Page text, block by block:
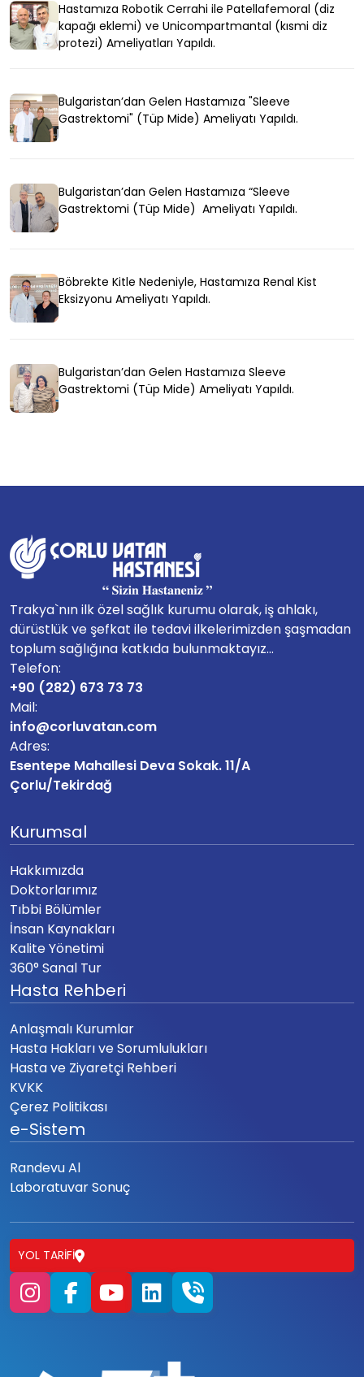
Hastamıza Robotik Cerrahi ile Patellafemoral (diz
kapağı eklemi) ve Unicompartmantal (kısmi diz
protezi) Ameliyatları Yapıldı.
Bulgaristan’dan Gelen Hastamıza "Sleeve
Gastrektomi" (Tüp Mide) Ameliyatı Yapıldı.
Bulgaristan’dan Gelen Hastamıza “Sleeve
Gastrektomi (Tüp Mide) Ameliyatı Yapıldı.
Böbrekte Kitle Nedeniyle, Hastamıza Renal Kist
Eksizyonu Ameliyatı Yapıldı.
Bulgaristan’dan Gelen Hastamıza Sleeve
Gastrektomi (Tüp Mide) Ameliyatı Yapıldı.
Trakya`nın ilk özel sağlık kurumu olarak, iş ahlakı,
dürüstlük ve şefkat ile tedavi ilkelerimizden şaşmadan
toplum sağlığına katkıda bulunmaktayız...
Telefon:
+90 (282) 673 73 73
Mail:
info@corluvatan.com
Adres:
Esentepe Mahallesi Deva Sokak. 11/A
Çorlu/Tekirdağ
Kurumsal
Hakkımızda
Doktorlarımız
Tıbbi Bölümler
İnsan Kaynakları
Kalite Yönetimi
360° Sanal Tur
Hasta Rehberi
Anlaşmalı Kurumlar
Hasta Hakları ve Sorumlulukları
Hasta ve Ziyaretçi Rehberi
KVKK
Çerez Politikası
e-Sistem
Randevu Al
Laboratuvar Sonuç
YOL TARIFI